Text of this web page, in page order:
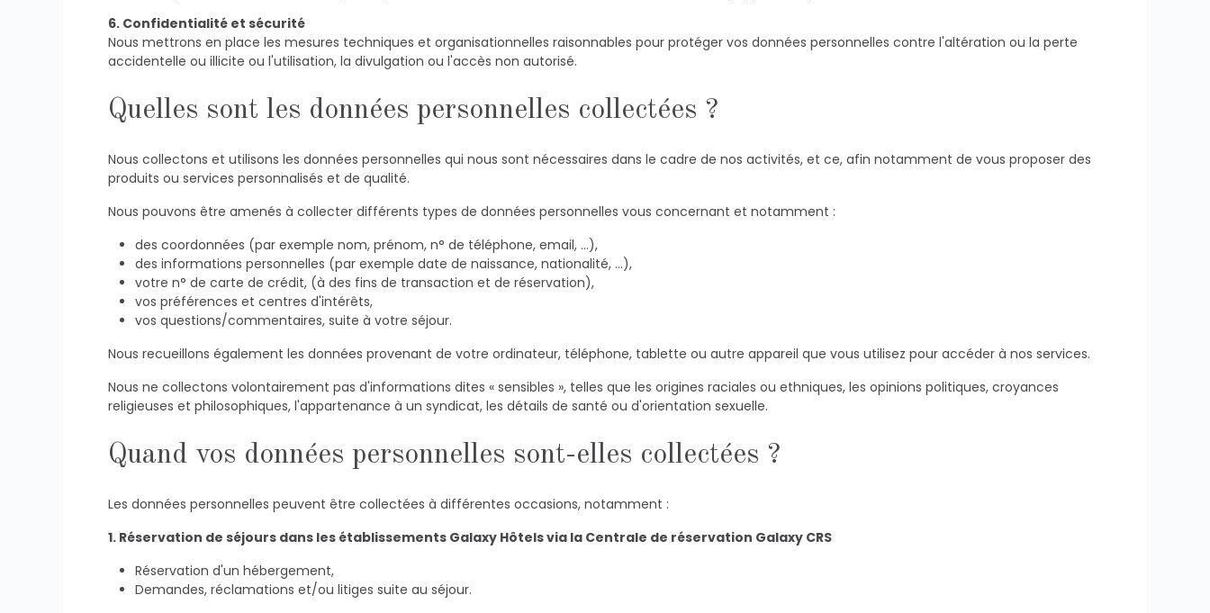
6. Confidentialité et sécurité
Nous mettrons en place les mesures techniques et organisationnelles raisonnables pour protéger vos données personnelles contre l'altération ou la perte
accidentelle ou illicite ou l'utilisation, la divulgation ou l'accès non autorisé.
Quelles sont les données personnelles collectées ?
Nous collectons et utilisons les données personnelles qui nous sont nécessaires dans le cadre de nos activités, et ce, afin notamment de vous proposer des
produits ou services personnalisés et de qualité.
Nous pouvons être amenés à collecter différents types de données personnelles vous concernant et notamment :
des coordonnées (par exemple nom, prénom, n° de téléphone, email, …),
des informations personnelles (par exemple date de naissance, nationalité, …),
votre n° de carte de crédit, (à des fins de transaction et de réservation),
vos préférences et centres d'intérêts,
vos questions/commentaires, suite à votre séjour.
Nous recueillons également les données provenant de votre ordinateur, téléphone, tablette ou autre appareil que vous utilisez pour accéder à nos services.
Nous ne collectons volontairement pas d'informations dites « sensibles », telles que les origines raciales ou ethniques, les opinions politiques, croyances
religieuses et philosophiques, l'appartenance à un syndicat, les détails de santé ou d'orientation sexuelle.
Quand vos données personnelles sont-elles collectées ?
Les données personnelles peuvent être collectées à différentes occasions, notamment :
1. Réservation de séjours dans les établissements Galaxy Hôtels via la Centrale de réservation Galaxy CRS
Réservation d'un hébergement,
Demandes, réclamations et/ou litiges suite au séjour.